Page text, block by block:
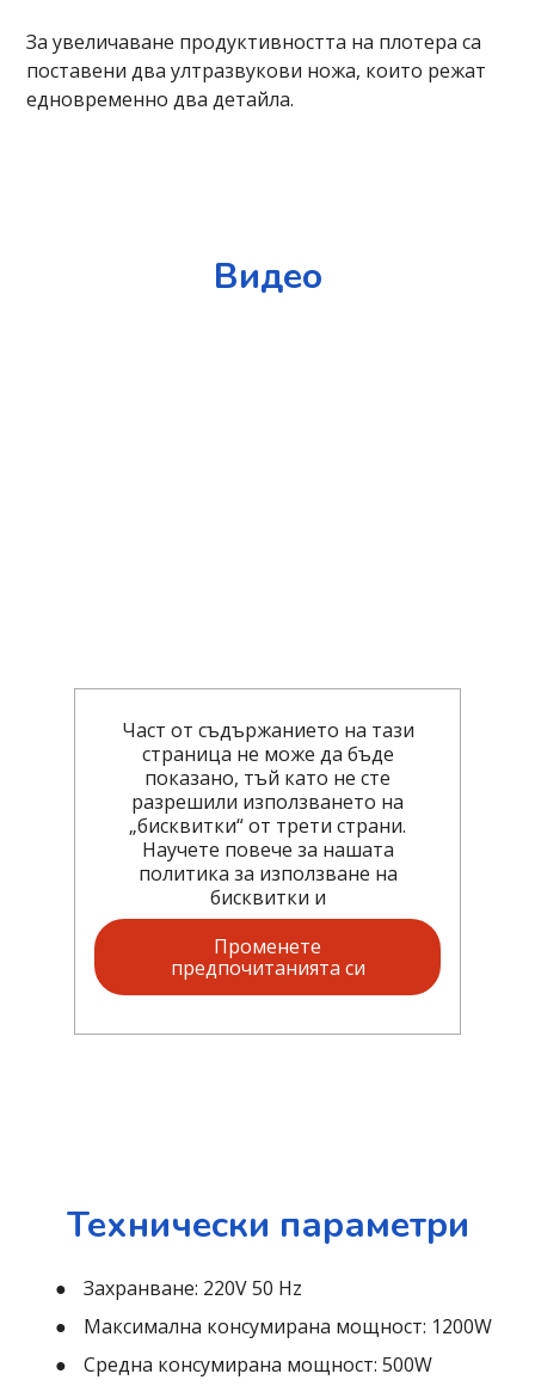
За увеличаване продуктивността на плотера са
поставени два ултразвукови ножа, които режат
едновременно два детайла.
Видео
Част от съдържанието на тази
страница не може да бъде
показано, тъй като не сте
разрешили използването на
„бисквитки“ от трети страни.
Научете повече за нашата
политика за използване на
бисквитки и
Променете
предпочитанията си
Технически параметри
Захранване: 220V 50 Hz
Максимална консумирана мощност: 1200W
Средна консумирана мощност: 500W